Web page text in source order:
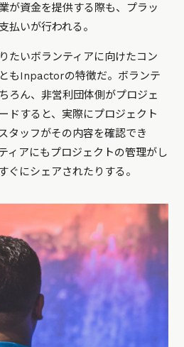
が資金を提供する際も、プラッ
払いが行われる。
たいボランティアに向けたコン
もInpactorの特徴だ。ボランテ
ろん、非営利団体側がプロジェ
ドすると、実際にプロジェクト
タッフがその内容を確認でき
ィアにもプロジェクトの管理がし
ぐにシェアされたりする。